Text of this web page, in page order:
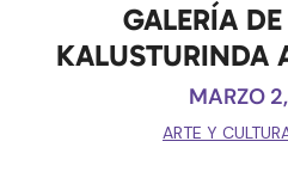
GALERÍA
KALUSTURINDA
MARZO
ARTE Y